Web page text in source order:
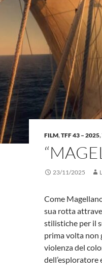
FILM,TFF 43 – 2025,
23/11/2025
Come
sua rotta
stilistiche per il
prima volta non
violenza del
dell’esploratore